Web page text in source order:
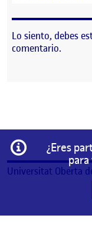
Lo siento, debes
comentario.
Información
¿Eres
para
Universitat Oberta